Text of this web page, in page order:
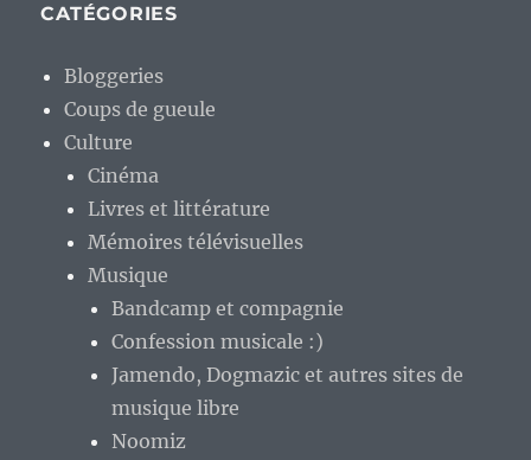
CATÉGORIES
Bloggeries
Coups de gueule
Culture
Cinéma
Livres et littérature
Mémoires télévisuelles
Musique
Bandcamp et compagnie
Confession musicale :)
Jamendo, Dogmazic et autres sites de
musique libre
Noomiz